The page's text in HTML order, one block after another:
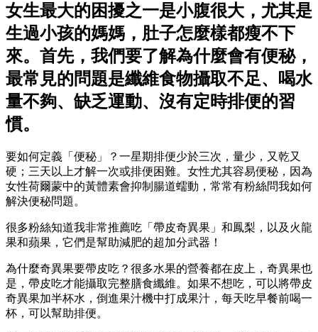
女生最大的困擾之一是小腹很大，尤其是
生過小孩的媽媽，肚子怎麼樣都瘦不下
來。首先，我們要了解為什麼會有便秘，
最常見的問題是纖維食物攝取不足、喝水
量不夠、缺乏運動、沒有定時排便的習
慣。
要如何定義「便秘」？一星期排便少於三次，量少，又乾又
硬；三天以上才解一次或排便困難。女性尤其容易便秘，因為
女性荷爾蒙中的黃體素會抑制腸道蠕動，常常有粉絲問我如何
解決便秘問題。
很多粉絲知道我非常推薦吃「帶皮奇異果」和鳳梨，以及火龍
果和蘋果，它們是幫助減肥的超加分武器！
為什麼奇異果要帶皮吃？很多水果的營養都在皮上，奇異果也
是，帶皮吃才能攝取完整膳食纖維。如果不想吃，可以將帶皮
奇異果加半杯水，倒進果汁機中打成果汁，每天吃早餐前喝一
杯，可以幫助排便。